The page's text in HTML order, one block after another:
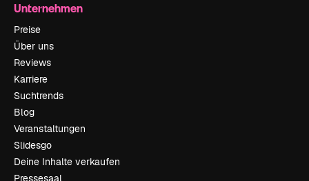
Unternehmen
Preise
Über uns
Reviews
Karriere
Suchtrends
Blog
Veranstaltungen
Slidesgo
Deine Inhalte verkaufen
Pressesaal